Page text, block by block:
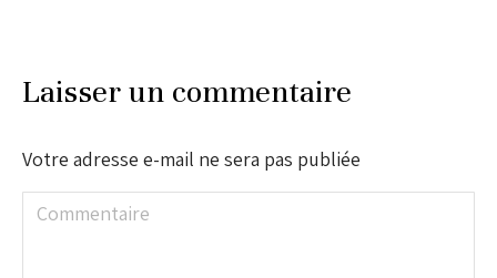
Laisser un commentaire
Votre adresse e-mail ne sera pas publiée
Commentaire